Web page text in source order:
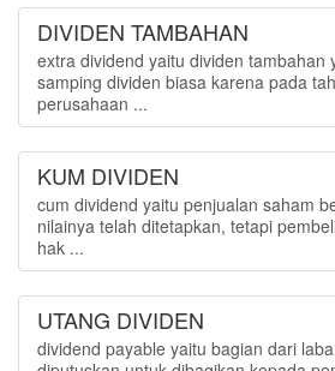
DIVIDEN TAMBAHAN
extra dividend yaitu dividen tambahan
samping dividen biasa karena pada
perusahaan ...
KUM DIVIDEN
cum dividend yaitu penjualan saham
nilainya telah ditetapkan, tetapi
hak ...
UTANG DIVIDEN
dividend payable yaitu bagian dari